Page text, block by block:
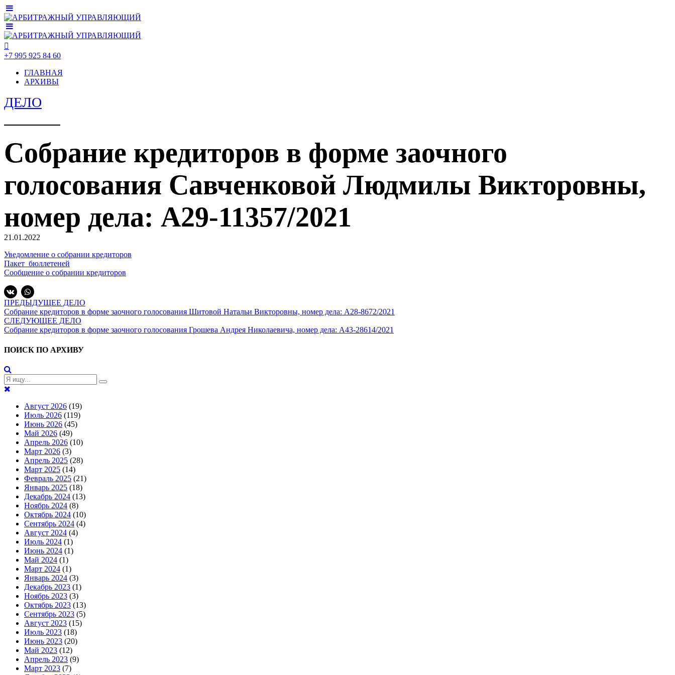
+7 995 925 84 60
ГЛАВНАЯ
АРХИВЫ
ДЕЛО
Собрание кредиторов в форме заочного
голосования Савченковой Людмилы Викторовны,
номер дела: А29-11357/2021
21.01.2022
Уведомление о собрании кредиторов
Пакет_бюллетеней
Сообщение о собрании кредиторов
ПРЕДЫДУЩЕЕ ДЕЛО
Собрание кредиторов в форме заочного голосования Шитовой Натальи Викторовны, номер дела: А28-8672/2021
СЛЕДУЮЩЕЕ ДЕЛО
Собрание кредиторов в форме заочного голосования Грошева Андрея Николаевича, номер дела: А43-28614/2021
ПОИСК ПО АРХИВУ
Август 2026 (19)
Июль 2026 (119)
Июнь 2026 (45)
Май 2026 (49)
Апрель 2026 (10)
Март 2026 (3)
Апрель 2025 (28)
Март 2025 (14)
Февраль 2025 (21)
Январь 2025 (18)
Декабрь 2024 (13)
Ноябрь 2024 (8)
Октябрь 2024 (10)
Сентябрь 2024 (4)
Август 2024 (4)
Июль 2024 (1)
Июнь 2024 (1)
Май 2024 (1)
Март 2024 (1)
Январь 2024 (3)
Декабрь 2023 (1)
Ноябрь 2023 (3)
Октябрь 2023 (13)
Сентябрь 2023 (5)
Август 2023 (15)
Июль 2023 (18)
Июнь 2023 (20)
Май 2023 (12)
Апрель 2023 (9)
Март 2023 (7)